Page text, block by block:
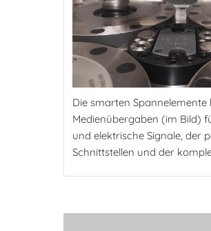
Die smarten
Medienübergaben (im Bild)
und elektrische Signale, der
Schnittstellen und der